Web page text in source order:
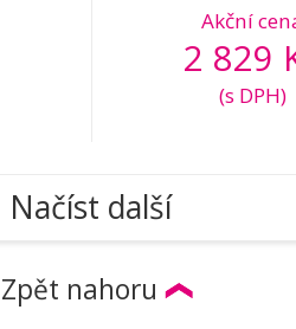
Akční
2 829
(s DPH)
Načíst další
Zpět nahoru